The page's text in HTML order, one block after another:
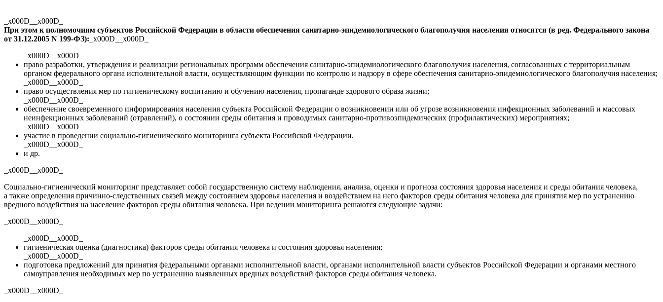
_x000D__x000D_
При этом к полномочиям субъектов Российской Федерации в области обеспечения санитарно-эпидемиологического благополучия населения относятся (в ред. Федерального закона
от 31.12.2005 N 199-ФЗ): _x000D__x000D_
_x000D__x000D_
право разработки, утверждения и реализации региональных программ обеспечения санитарно-эпидемиологического благополучия населения, согласованных с территориальным
органом федерального органа исполнительной власти, осуществляющим функции по контролю и надзору в сфере обеспечения санитарно-эпидемиологического благополучия населения;
_x000D__x000D_
право осуществления мер по гигиеническому воспитанию и обучению населения, пропаганде здорового образа жизни;
_x000D__x000D_
обеспечение своевременного информирования населения субъекта Российской Федерации о возникновении или об угрозе возникновения инфекционных заболеваний и массовых
неинфекционных заболеваний (отравлений), о состоянии среды обитания и проводимых санитарно-противоэпидемических (профилактических) мероприятиях;
_x000D__x000D_
участие в проведении социально-гигиенического мониторинга субъекта Российской Федерации.
_x000D__x000D_
и др.
_x000D__x000D_
Социально-гигиенический мониторинг представляет собой государственную систему наблюдения, анализа, оценки и прогноза состояния здоровья населения и среды обитания человека,
а также определения причинно-следственных связей между состоянием здоровья населения и воздействием на него факторов среды обитания человека для принятия мер по устранению
вредного воздействия на население факторов среды обитания человека. При ведении мониторинга решаются следующие задачи:
_x000D__x000D_
_x000D__x000D_
гигиеническая оценка (диагностика) факторов среды обитания человека и состояния здоровья населения;
_x000D__x000D_
подготовка предложений для принятия федеральными органами исполнительной власти, органами исполнительной власти субъектов Российской Федерации и органами местного
самоуправления необходимых мер по устранению выявленных вредных воздействий факторов среды обитания человека.
_x000D__x000D_